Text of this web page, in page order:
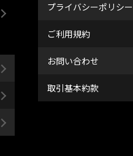
プライバシーポリシー
ご利用規約
お問い合わせ
取引基本約款